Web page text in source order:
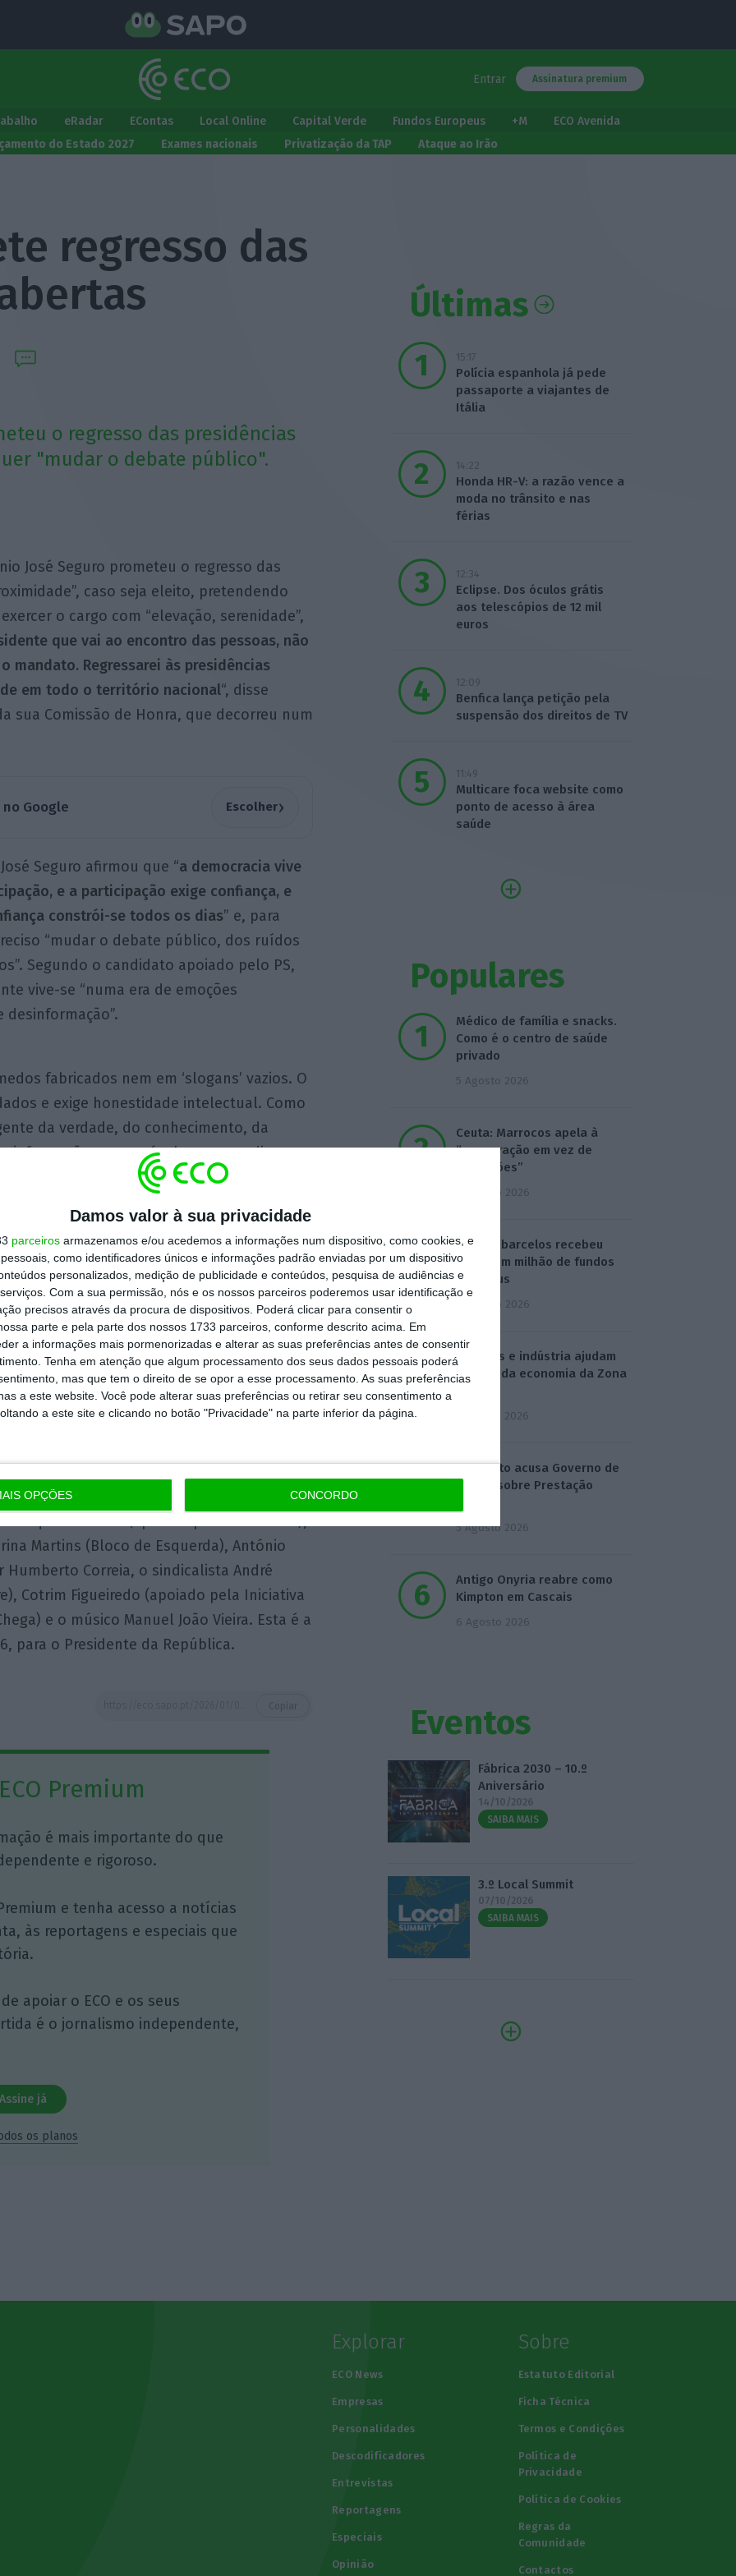
Damos valor à sua privacidade
parceiros armazenamos e/ou acedemos a informações num dispositivo, como cookies, e
como identificadores únicos e informações padrão enviadas por um dispositivo
personalizados, medição de publicidade e conteúdos, pesquisa de audiências e
Com a sua permissão, nós e os nossos parceiros poderemos usar identificação e
precisos através da procura de dispositivos. Poderá clicar para consentir o
parte e pela parte dos nossos 1733 parceiros, conforme descrito acima. Em
a informações mais pormenorizadas e alterar as suas preferências antes de consentir
Tenha em atenção que algum processamento dos seus dados pessoais poderá
mas que tem o direito de se opor a esse processamento. As suas preferências
a este website. Você pode alterar suas preferências ou retirar seu consentimento a
a este site e clicando no botão "Privacidade" na parte inferior da página.
OPÇÕES CONCORDO
Entrar Assinatura premium
eRadar EContas Local Online Capital Verde Fundos Europeus +M
ECO Avenida
do Estado 2027 Exames nacionais Privatização da TAP Ataque ao Irão
regresso das
o regresso das presidências
"mudar o debate público".
José Seguro prometeu o regresso das
caso seja eleito, pretendendo
o cargo com “elevação, serenidade”,
que vai ao encontro das pessoas, não
mandato. Regressarei às presidências
em todo o território nacional“, disse
sua Comissão de Honra, que decorreu num
Google Escolher›
Seguro afirmou que “a democracia vive
e a participação exige confiança, e
constrói-se todos os dias” e, para
“mudar o debate público, dos ruídos
Segundo o candidato apoiado pelo PS,
vive-se “numa era de emoções
fabricados nem em ‘slogans’ vazios. O
e exige honestidade intelectual. Como
da verdade, do conhecimento, da
informação responsável, sem populismos e
Anteriormente, Seguro já tinha salientado
e com equilíbrio”.
a política como espetáculo permanente,
política espetáculo, mais diálogo,
e mais ética”, assinalou. O candidato
com elevação, serenidade e
para 18 de janeiro de 2026. Concorrem às
recorde. Caso nenhum deles consiga mais
realizar-se-á uma segunda volta a 08
Mendes (apoiado pelo PSD e CDS),
Martins (Bloco de Esquerda), António
Humberto Correia, o sindicalista André
Cotrim Figueiredo (apoiado pela Iniciativa
e o músico Manuel João Vieira. Esta é a
para o Presidente da República.
Premium
é mais importante do que
e rigoroso.
e tenha acesso a notícias
às reportagens e especiais que
apoiar o ECO e os seus
é o jornalismo independente,
Assine já
os planos
Últimas
15:17
Polícia espanhola já pede
passaporte a viajantes de
Itália
14:22
Honda HR-V: a razão vence a
moda no trânsito e nas
férias
12:34
Eclipse. Dos óculos grátis
aos telescópios de 12 mil
euros
12:09
Benfica lança petição pela
suspensão dos direitos de TV
11:49
Multicare foca website como
ponto de acesso à área
saúde
Populares
Médico de família e snacks.
Como é o centro de saúde
privado
5 Agosto 2026
Ceuta: Marrocos apela à
“cooperação em vez de
acusações”
4 Agosto 2026
Construbarcelos recebeu
quase um milhão de fundos
europeus
4 Agosto 2026
Serviços e indústria ajudam
retoma da economia da Zona
5 Agosto 2026
Sindicato acusa Governo de
mentir sobre Prestação
5 Agosto 2026
Antigo Onyria reabre como
Kimpton em Cascais
6 Agosto 2026
Eventos
Fábrica 2030 – 10.º
Aniversário
14/10/2026
SAIBA MAIS
3.º Local Summit
07/10/2026
SAIBA MAIS
Explorar
ECO News
Empresas
Personalidades
Descodificadores
Entrevistas
Reportagens
Especiais
Opinião
Sobre
Estatuto Editorial
Ficha Técnica
Termos e Condições
Política de
Privacidade
Política de Cookies
Regras da
Comunidade
Contactos